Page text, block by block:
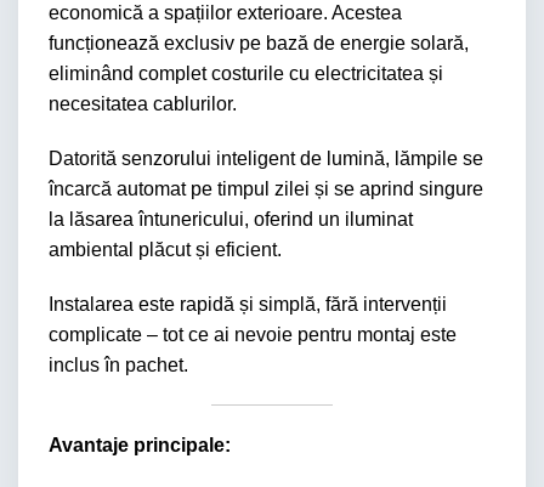
economică a spațiilor exterioare. Acestea
funcționează exclusiv pe bază de energie solară,
eliminând complet costurile cu electricitatea și
necesitatea cablurilor.
Datorită senzorului inteligent de lumină, lămpile se
încarcă automat pe timpul zilei și se aprind singure
la lăsarea întunericului, oferind un iluminat
ambiental plăcut și eficient.
Instalarea este rapidă și simplă, fără intervenții
complicate – tot ce ai nevoie pentru montaj este
inclus în pachet.
Avantaje principale: